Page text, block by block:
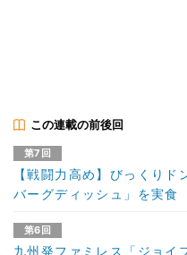
この連載の前後回
第7回
【戦闘力高め】びっくり
バーグディッシュ」を実食
第6回
九州発ファミレス「ジョイ